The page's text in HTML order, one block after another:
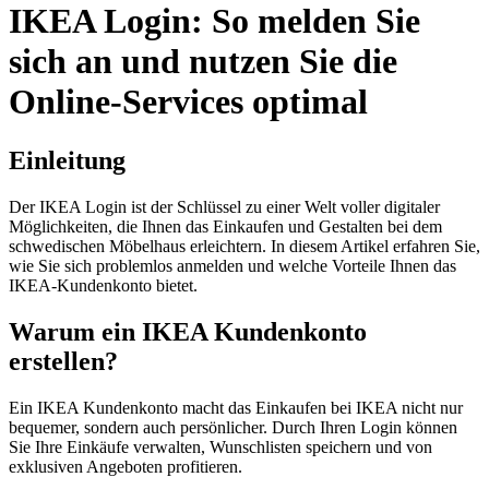
IKEA Login: So melden Sie
sich an und nutzen Sie die
Online-Services optimal
Einleitung
Der IKEA Login ist der Schlüssel zu einer Welt voller digitaler
Möglichkeiten, die Ihnen das Einkaufen und Gestalten bei dem
schwedischen Möbelhaus erleichtern. In diesem Artikel erfahren Sie,
wie Sie sich problemlos anmelden und welche Vorteile Ihnen das
IKEA-Kundenkonto bietet.
Warum ein IKEA Kundenkonto
erstellen?
Ein IKEA Kundenkonto macht das Einkaufen bei IKEA nicht nur
bequemer, sondern auch persönlicher. Durch Ihren Login können
Sie Ihre Einkäufe verwalten, Wunschlisten speichern und von
exklusiven Angeboten profitieren.